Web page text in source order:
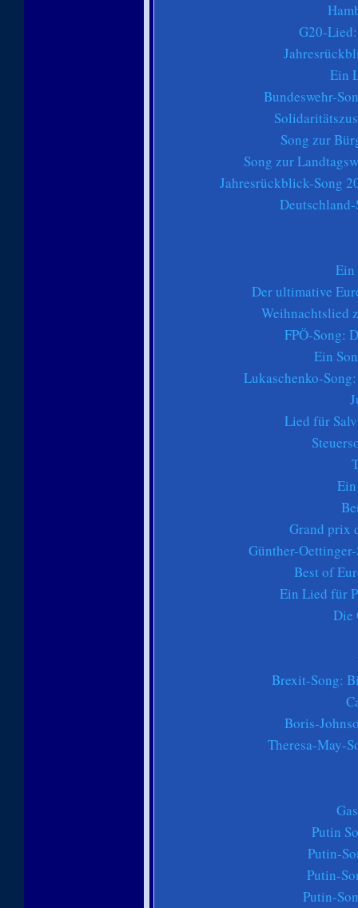
G20-
Ein
Bundeswehr-
Song zur
Song zur
Jahresrückblick-Song
Ein
Der ultimative
Weihnachtslied
FPÖ-Song:
Ein
Lukaschenko-
Lied für
Grand prix
Günther-
Best of
Ein Lied für
Die
Brexit-Song:
Boris-
Theresa-May-
Putin
Putin-
Putin-
Putin-